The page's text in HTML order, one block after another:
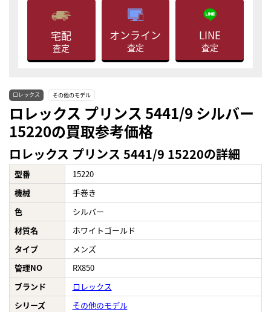
宅配
査定
オンライン
査定
LINE
査定
ロレックス その他のモデル
ロレックス プリンス 5441/9 シルバー
15220の買取参考価格
ロレックス プリンス 5441/9 15220の詳細
型番
15220
機械
手巻き
色
シルバー
材質名
ホワイトゴールド
タイプ
メンズ
管理NO
RX850
ブランド
ロレックス
シリーズ
その他のモデル